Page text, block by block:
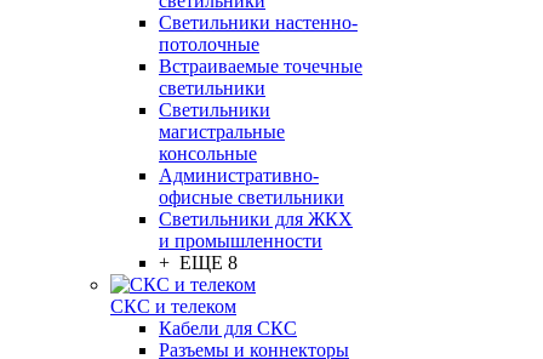
Светильники настенно-
потолочные
Встраиваемые точечные
светильники
Светильники
магистральные
консольные
Административно-
офисные светильники
Светильники для ЖКХ
и промышленности
+ ЕЩЕ 8
СКС и телеком
Кабели для СКС
Разъемы и коннекторы